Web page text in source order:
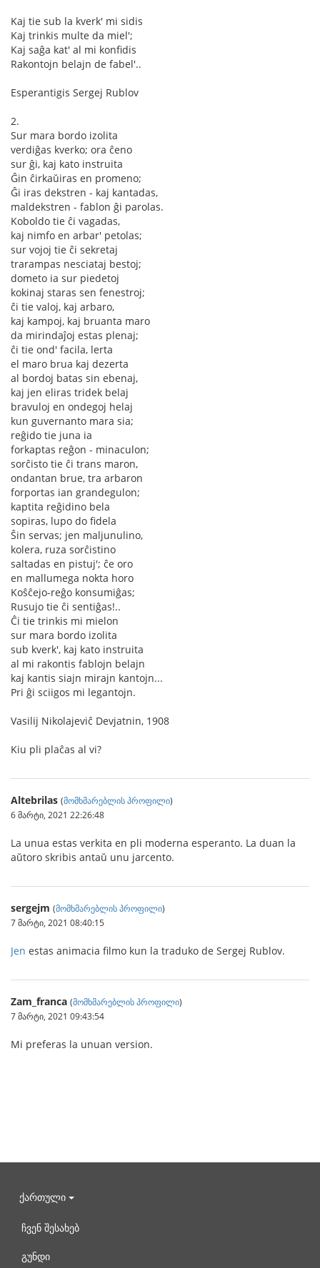
Kaj tie sub la kverk' mi sidis
Kaj trinkis multe da miel';
Kaj saĝa kat' al mi konfidis
Rakontojn belajn de fabel'..
Esperantigis Sergej Rublov
2.
Sur mara bordo izolita
verdiĝas kverko; ora ĉeno
sur ĝi, kaj kato instruita
Ĝin ĉirkaŭiras en promeno;
Ĝi iras dekstren - kaj kantadas,
maldekstren - fablon ĝi parolas.
Koboldo tie ĉi vagadas,
kaj nimfo en arbar' petolas;
sur vojoj tie ĉi sekretaj
trarampas nesciataj bestoj;
dometo ia sur piedetoj
kokinaj staras sen fenestroj;
ĉi tie valoj, kaj arbaro,
kaj kampoj, kaj bruanta maro
da mirindaĵoj estas plenaj;
ĉi tie ond' facila, lerta
el maro brua kaj dezerta
al bordoj batas sin ebenaj,
kaj jen eliras tridek belaj
bravuloj en ondegoj helaj
kun guvernanto mara sia;
reĝido tie juna ia
forkaptas reĝon - minaculon;
sorĉisto tie ĉi trans maron,
ondantan brue, tra arbaron
forportas ian grandegulon;
kaptita reĝidino bela
sopiras, lupo do fidela
Ŝin servas; jen maljunulino,
kolera, ruza sorĉistino
saltadas en pistuj'; ĉe oro
en mallumega nokta horo
Koŝĉejo-reĝo konsumiĝas;
Rusujo tie ĉi sentiĝas!..
Ĉi tie trinkis mi mielon
sur mara bordo izolita
sub kverk', kaj kato instruita
al mi rakontis fablojn belajn
kaj kantis siajn mirajn kantojn...
Pri ĝi sciigos mi legantojn.
Vasilij Nikolajeviĉ Devjatnin, 1908
Kiu pli plaĉas al vi?
Altebrilas (მომხმარებლის პროფილი)
6 მარტი, 2021 22:26:48
La unua estas verkita en pli moderna esperanto. La duan la
aŭtoro skribis antaŭ unu jarcento.
sergejm (მომხმარებლის პროფილი)
7 მარტი, 2021 08:40:15
Jen estas animacia filmo kun la traduko de Sergej Rublov.
Zam_franca (მომხმარებლის პროფილი)
7 მარტი, 2021 09:43:54
Mi preferas la unuan version.
ქართული
ჩვენ შესახებ
გუნდი